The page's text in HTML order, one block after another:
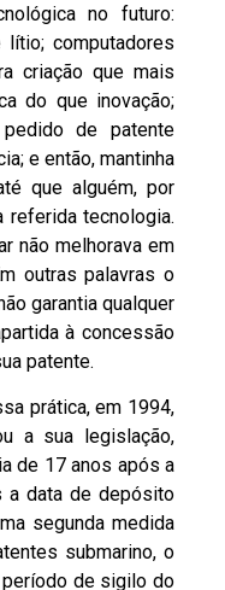
no futuro:
computadores
criação que mais
do que inovação;
de patente
e então, mantinha
que alguém, por
referida tecnologia.
não melhorava em
outras palavras o
garantia qualquer
à concessão
patente.
prática, em 1994,
a sua legislação,
de 17 anos após a
a data de depósito
segunda medida
submarino, o
de sigilo do